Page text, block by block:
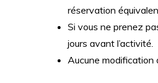
réservation
Si vous ne prenez
jours avant l’activité.
Aucune modification